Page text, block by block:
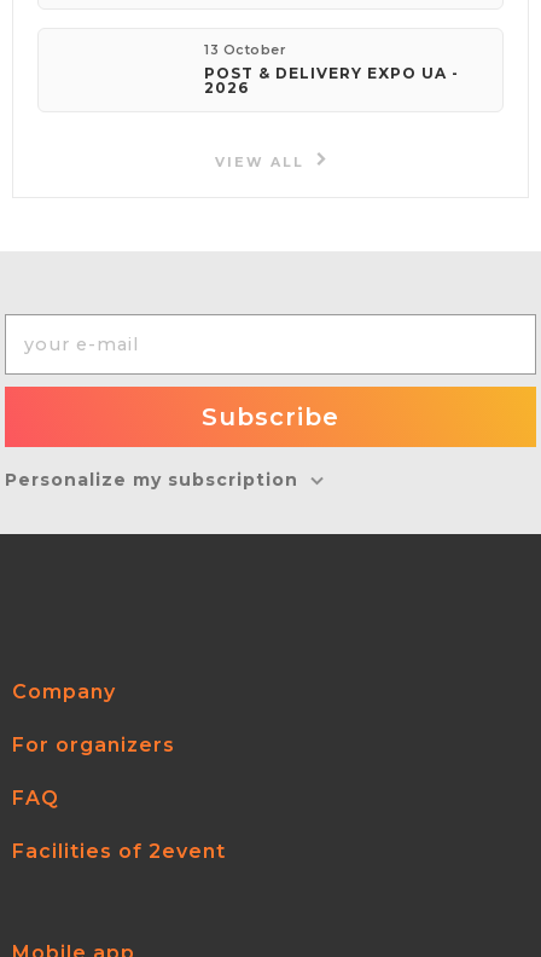
13 October
POST & DELIVERY EXPO UA -
2026
VIEW ALL
Personalize my subscription
Company
For organizers
FAQ
Facilities of 2event